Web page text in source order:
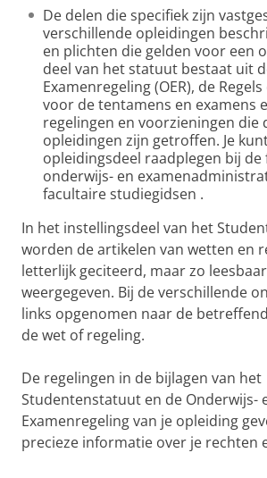
De delen die specifiek zijn
verschillende opleidingen
en plichten die gelden voor een
deel van het statuut bestaat uit
Examenregeling (OER), de
voor de tentamens en examens
regelingen en voorzieningen die
opleidingen zijn getroffen. Je
opleidingsdeel raadplegen bij
onderwijs- en
facultaire studiegidsen .
In het instellingsdeel van het
worden de artikelen van wetten en
letterlijk geciteerd, maar zo
weergegeven. Bij de verschillende
links opgenomen naar de
de wet of regeling.
De regelingen in de bijlagen van het
Studentenstatuut en de Onderwijs-
Examenregeling van je opleiding
precieze informatie over je rechten